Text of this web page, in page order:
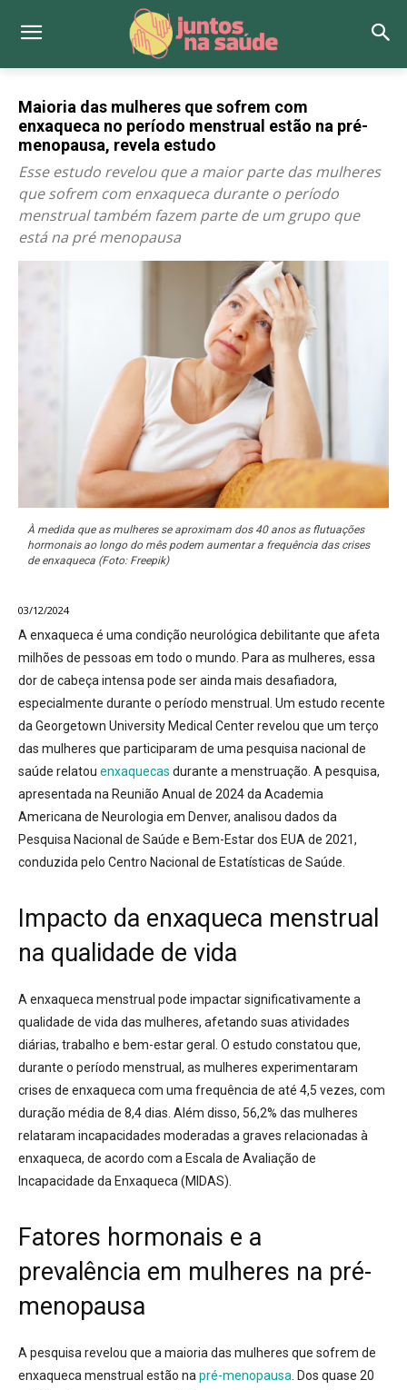
Maioria das mulheres que sofrem com
enxaqueca no período menstrual estão na pré-
menopausa, revela estudo
Esse estudo revelou que a maior parte das mulheres
que sofrem com enxaqueca durante o período
menstrual também fazem parte de um grupo que
está na pré menopausa
À medida que as mulheres se aproximam dos 40 anos as flutuações
hormonais ao longo do mês podem aumentar a frequência das crises
de enxaqueca (Foto: Freepik)
03/12/2024
A enxaqueca é uma condição neurológica debilitante que afeta
milhões de pessoas em todo o mundo. Para as mulheres, essa
dor de cabeça intensa pode ser ainda mais desafiadora,
especialmente durante o período menstrual. Um estudo recente
da Georgetown University Medical Center revelou que um terço
das mulheres que participaram de uma pesquisa nacional de
saúde relatou enxaquecas durante a menstruação. A pesquisa,
apresentada na Reunião Anual de 2024 da Academia
Americana de Neurologia em Denver, analisou dados da
Pesquisa Nacional de Saúde e Bem-Estar dos EUA de 2021,
conduzida pelo Centro Nacional de Estatísticas de Saúde.
Impacto da enxaqueca menstrual
na qualidade de vida
A enxaqueca menstrual pode impactar significativamente a
qualidade de vida das mulheres, afetando suas atividades
diárias, trabalho e bem-estar geral. O estudo constatou que,
durante o período menstrual, as mulheres experimentaram
crises de enxaqueca com uma frequência de até 4,5 vezes, com
duração média de 8,4 dias. Além disso, 56,2% das mulheres
relataram incapacidades moderadas a graves relacionadas à
enxaqueca, de acordo com a Escala de Avaliação de
Incapacidade da Enxaqueca (MIDAS).
Fatores hormonais e a
prevalência em mulheres na pré-
menopausa
A pesquisa revelou que a maioria das mulheres que sofrem de
enxaqueca menstrual estão napré-menopausa. Dos quase 20